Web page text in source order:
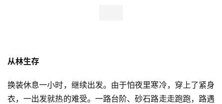
从林生存
换装休息一小时，继续出发。由于怕夜里寒冷，穿上了紧身
衣，一出发就热的难受。一路台阶、砂石路走走跑跑，路遇